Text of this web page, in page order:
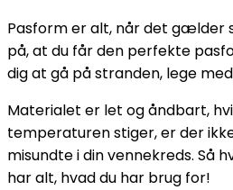
Pasform er alt, når det gælder
på, at du får den perfekte
dig at gå på stranden, lege
Materialet er let og åndbart,
temperaturen stiger, er der
misundte i din vennekreds. Så
har alt, hvad du har brug for!